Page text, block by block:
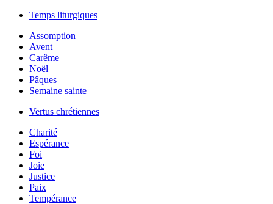
Temps liturgiques
Assomption
Avent
Carême
Noël
Pâques
Semaine sainte
Vertus chrétiennes
Charité
Espérance
Foi
Joie
Justice
Paix
Tempérance